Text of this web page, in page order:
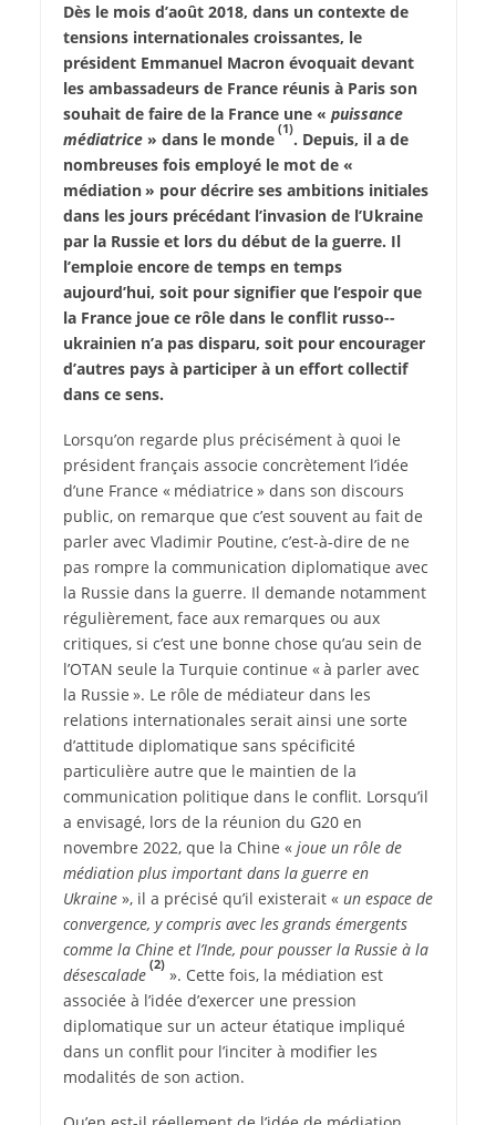
Dès le mois d’août 2018, dans un contexte de
tensions internationales croissantes, le
président Emmanuel Macron évoquait devant
les ambassadeurs de France réunis à Paris son
souhait de faire de la France une « puissance
médiatrice» dans le monde
(1)
. Depuis, il a de
nombreuses fois employé le mot de «
médiation » pour décrire ses ambitions initiales
dans les jours précédant l’invasion de l’Ukraine
par la Russie et lors du début de la guerre. Il
l’emploie encore de temps en temps
aujourd’hui, soit pour signifier que l’espoir que
la France joue ce rôle dans le conflit russo-­
ukrainien n’a pas disparu, soit pour encourager
d’autres pays à participer à un effort collectif
dans ce sens.
Lorsqu’on regarde plus précisément à quoi le
président français associe concrètement l’idée
d’une France « médiatrice » dans son discours
public, on remarque que c’est souvent au fait de
parler avec Vladimir Poutine, c’est-à‑dire de ne
pas rompre la communication diplomatique avec
la Russie dans la guerre. Il demande notamment
régulièrement, face aux remarques ou aux
critiques, si c’est une bonne chose qu’au sein de
l’OTAN seule la Turquie continue « à parler avec
la Russie ». Le rôle de médiateur dans les
relations internationales serait ainsi une sorte
d’attitude diplomatique sans spécificité
particulière autre que le maintien de la
communication politique dans le conflit. Lorsqu’il
a envisagé, lors de la réunion du G20 en
novembre 2022, que la Chine « joue un rôle de
médiation plus important dans la guerre en
Ukraine», il a précisé qu’il existerait « un espace de
convergence, y compris avec les grands émergents
comme la Chine et l’Inde, pour pousser la Russie à la
désescalade
(2)
». Cette fois, la médiation est
associée à l’idée d’exercer une pression
diplomatique sur un acteur étatique impliqué
dans un conflit pour l’inciter à modifier les
modalités de son action.